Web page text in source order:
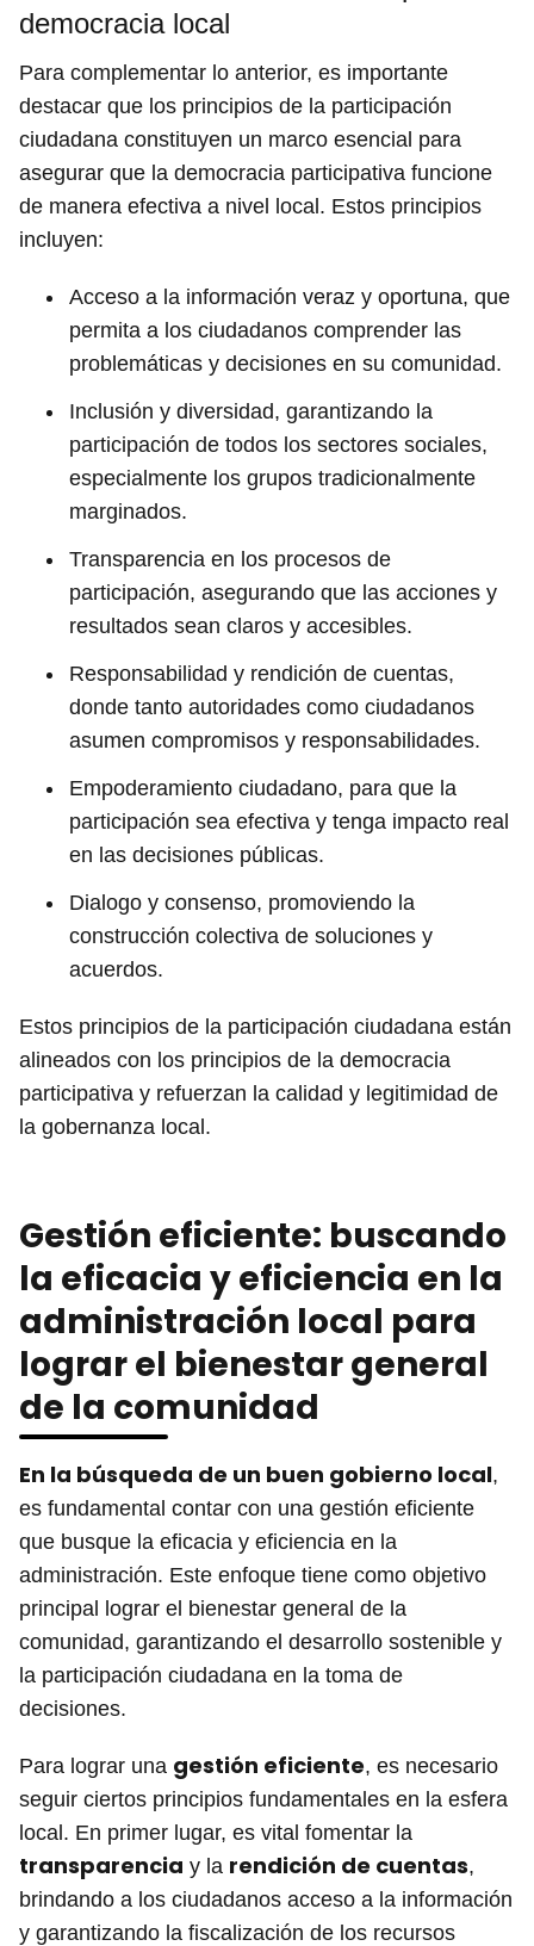
democracia local
Para complementar lo anterior, es importante
destacar que los principios de la participación
ciudadana constituyen un marco esencial para
asegurar que la democracia participativa funcione
de manera efectiva a nivel local. Estos principios
incluyen:
Acceso a la información veraz y oportuna, que
permita a los ciudadanos comprender las
problemáticas y decisiones en su comunidad.
Inclusión y diversidad, garantizando la
participación de todos los sectores sociales,
especialmente los grupos tradicionalmente
marginados.
Transparencia en los procesos de
participación, asegurando que las acciones y
resultados sean claros y accesibles.
Responsabilidad y rendición de cuentas,
donde tanto autoridades como ciudadanos
asumen compromisos y responsabilidades.
Empoderamiento ciudadano, para que la
participación sea efectiva y tenga impacto real
en las decisiones públicas.
Dialogo y consenso, promoviendo la
construcción colectiva de soluciones y
acuerdos.
Estos principios de la participación ciudadana están
alineados con los principios de la democracia
participativa y refuerzan la calidad y legitimidad de
la gobernanza local.
Gestión eficiente: buscando
la eficacia y eficiencia en la
administración local para
lograr el bienestar general
de la comunidad
En la búsqueda de un buen gobierno local,
es fundamental contar con una gestión eficiente
que busque la eficacia y eficiencia en la
administración. Este enfoque tiene como objetivo
principal lograr el bienestar general de la
comunidad, garantizando el desarrollo sostenible y
la participación ciudadana en la toma de
decisiones.
Para lograr una gestión eficiente, es necesario
seguir ciertos principios fundamentales en la esfera
local. En primer lugar, es vital fomentar la
transparencia y la rendición de cuentas,
brindando a los ciudadanos acceso a la información
y garantizando la fiscalización de los recursos